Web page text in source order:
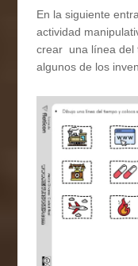
En la siguiente
actividad
crear una línea del
algunos de los